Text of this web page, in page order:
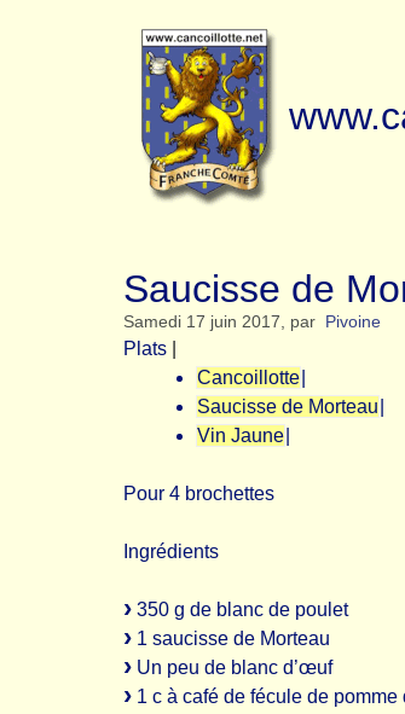
Saucisse de
Samedi 17 juin 2017, par Pivoine
Plats
Cancoillotte
Saucisse de Morteau
Vin Jaune
Pour 4 brochettes
Ingrédients
350 g de blanc de poulet
1 saucisse de Morteau
Un peu de blanc d’œuf
1 c à café de fécule de pomme